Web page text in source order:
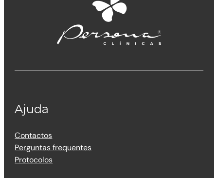
Ajuda
Contactos
Perguntas frequentes
Protocolos